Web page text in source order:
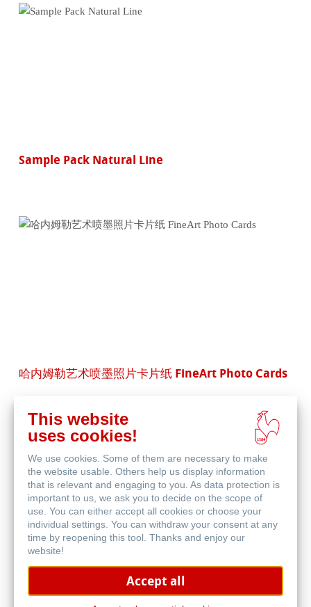
Sample Pack Natural Line
哈内姆勒艺术喷墨照片卡片纸 FineArt Photo Cards
购买产品
寻找经销商
This website
uses cookies!
We use cookies. Some of them are necessary to make
the website usable. Others help us display information
that is relevant and engaging to you. As data protection is
important to us, we ask you to decide on the scope of
use. You can either accept all cookies or choose your
individual settings. You can withdraw your consent at any
time by reopening this tool. Thanks and enjoy our
website!
Accept all